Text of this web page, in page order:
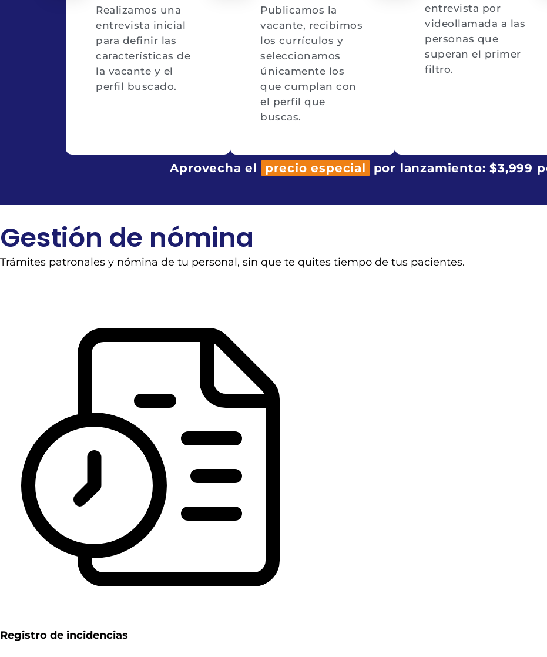
Realizamos una
entrevista inicial
para definir las
características de
la vacante y el
perfil buscado.
Publicamos la
vacante, recibimos
los currículos y
seleccionamos
únicamente los
que cumplan con
el perfil que
buscas.
entrevista por
videollamada a las
personas que
superan el primer
filtro.
Aprovecha el precio especial por lanzamiento: $3,999
Gestión de nómina
Trámites patronales y nómina de tu personal, sin que te quites tiempo de tus pacientes.
Registro de incidencias